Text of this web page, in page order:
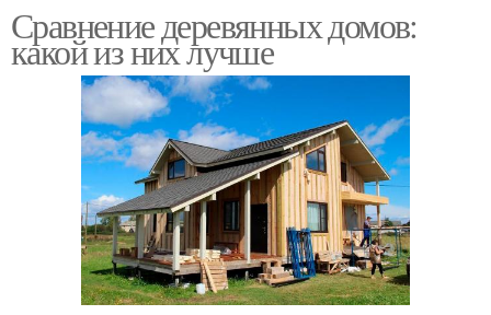
Сравнение деревянных домов:
какой из них лучше